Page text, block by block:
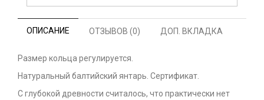
ОПИСАНИЕ ОТЗЫВОВ (0) ДОП. ВКЛАДКА
Размер кольца регулируется.
Натуральный балтийский янтарь. Сертификат.
С глубокой древности считалось, что практически нет